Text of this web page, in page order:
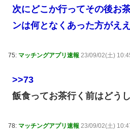
次にどこか行ってその後お
ンは何となくあった方がえ
75: マッチングアプリ速報 23/09/02(土)
>>73
飯食ってお茶行く前はどう
78: マッチングアプリ速報 23/09/02(土)